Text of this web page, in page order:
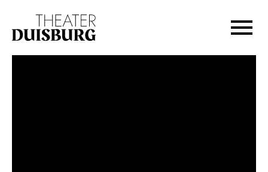
Zur Hauptnavigation springen
Zum Footer springen